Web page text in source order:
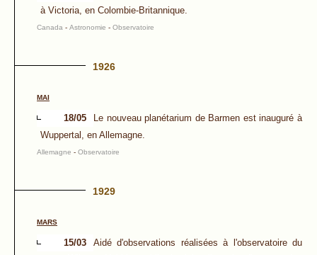
à Victoria, en Colombie-Britannique.
Canada - Astronomie - Observatoire
1926
MAI
18/05
Le nouveau planétarium de Barmen est inauguré à
Wuppertal, en Allemagne.
Allemagne - Observatoire
1929
MARS
15/03
Aidé d'observations réalisées à l'observatoire du